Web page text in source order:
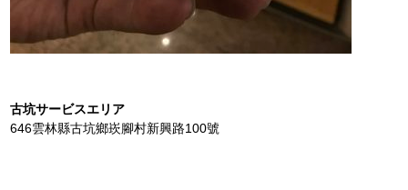
古坑サービスエリア
646雲林縣古坑鄉崁腳村新興路100號